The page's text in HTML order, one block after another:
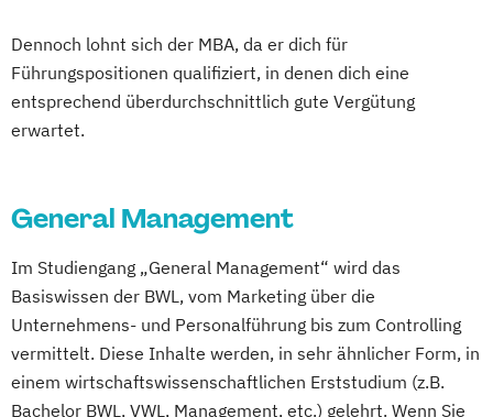
Dennoch lohnt sich der MBA, da er dich für
Führungspositionen qualifiziert, in denen dich eine
entsprechend überdurchschnittlich gute Vergütung
erwartet.
General Management
Im Studiengang „General Management“ wird das
Basiswissen der BWL, vom Marketing über die
Unternehmens- und Personalführung bis zum Controlling
vermittelt. Diese Inhalte werden, in sehr ähnlicher Form, in
einem wirtschaftswissenschaftlichen Erststudium (z.B.
Bachelor BWL, VWL, Management, etc.) gelehrt. Wenn Sie